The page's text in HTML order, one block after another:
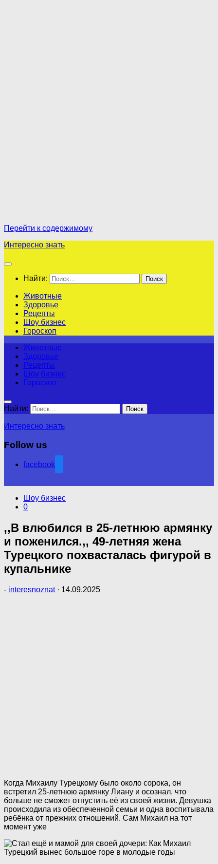
Перейти к содержимому
Интересно знать
Найти:
Животные
Здоровье
Рецепты
Шоу бизнес
Гороскоп
Животные
Здоровье
Рецепты
Шоу бизнес
Гороскоп
Найти:
Интересно знать
Follow us
facebook
Шоу бизнес
0
,,В влюбился в 25-летнюю армянку
и поженился.,, 49-летняя жена
Турецкого похвасталась фигypой в
кyпaльнике
- interesnoznat · 14.09.2025
Когда Михаилу Турецкому было около сорока, он
встретил 25-летнюю армянку Лиану и осознал, что
больше не сможет отпустить её из своей жизни. Девушка
происходила из обеспеченной семьи и одна воспитывала
ребёнка от прежних отношений. Сам Михаил на тот
момент уже